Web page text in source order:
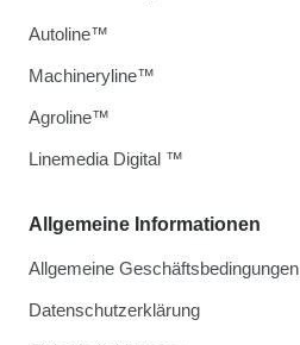
Allgemeine Informationen
Allgemeine Geschäftsbedingungen
Datenschutzerklärung
Autoline™
Machineryline™
Agroline™
Linemedia Digital ™